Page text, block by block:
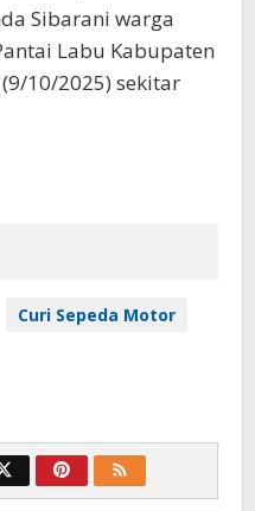
Sibarani warga
Labu Kabupaten
10/2025) sekitar
Curi Sepeda Motor